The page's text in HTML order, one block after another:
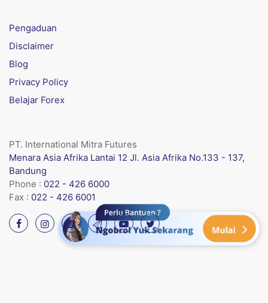
Pengaduan
Disclaimer
Blog
Privacy Policy
Belajar Forex
PT. International Mitra Futures
Menara Asia Afrika Lantai 12 Jl. Asia Afrika No.133 - 137,
Bandung
Phone : 022 - 426 6000
Fax : 022 - 426 6001